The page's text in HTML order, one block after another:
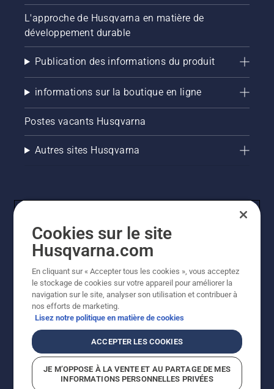
de
de votre
chaîne
fonctionne
correctement.
d'abord
vous que
de
chaîne
est
desserré.
tourner
le
moteur
de la
tronçonneuse
à
L'approche de Husqvarna en matière de
développement durable
Publication des informations du produit
informations sur la boutique en ligne
Postes vacants Husqvarna
Autres sites Husqvarna
© Husqvarna AB (publ). Tous droits réservés. Les prix
indiqués sont des prix de vente conseillés. Tous les prix
indiqués sont des prix de vente recommandés (TVA
incluse), sauf si le produit est disponible pour un achat
direct.
Politique relative aux cookiesConditions d'utilisation
Cookies sur le site
Husqvarna.com
En cliquant sur « Accepter tous les cookies », vous acceptez
le stockage de cookies sur votre appareil pour améliorer la
navigation sur le site, analyser son utilisation et contribuer à
nos efforts de marketing.
Lisez notre politique en matière de cookies
ACCEPTER LES COOKIES
JE M’OPPOSE À LA VENTE ET AU PARTAGE DE MES
INFORMATIONS PERSONNELLES PRIVÉES